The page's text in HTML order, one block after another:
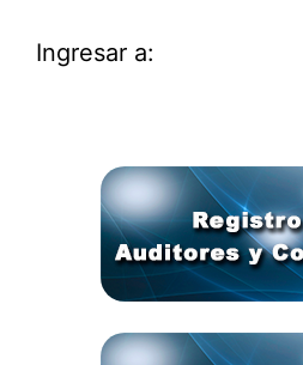
Ingresar a: